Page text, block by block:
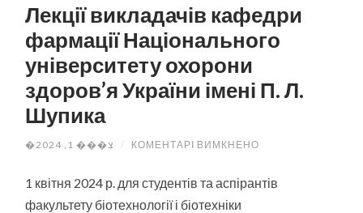
Лекції викладачів кафедри
фармації Національного
університету охорони
здоров’я України імені П. Л.
Шупика
�צ��� 1, 2024 / КОМЕНТАРІ ВИМКНЕНО
КАФЕДРИ
ФАРМАЦІЇ
1 квітня 2024 р. для студентів та аспірантів
факультету біотехнології і біотехніки